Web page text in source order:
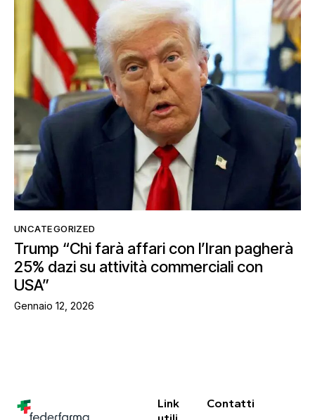
UNCATEGORIZED
Trump “Chi farà affari con l’Iran pagherà
25% dazi su attività commerciali con
USA”
Gennaio 12, 2026
Link
Contatti